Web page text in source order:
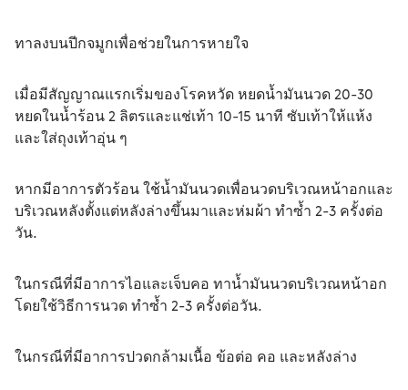
ทาลงบนปีกจมูกเพื่อช่วยในการหายใจ
เมื่อมีสัญญาณแรกเริ่มของโรคหวัด หยดน้ำมันนวด 20-30
หยดในน้ำร้อน 2 ลิตรและแช่เท้า 10-15 นาที ซับเท้าให้แห้ง
และใส่ถุงเท้าอุ่น ๆ
หากมีอาการตัวร้อน ใช้น้ำมันนวดเพื่อนวดบริเวณหน้าอกและ
บริเวณหลังตั้งแต่หลังล่างขึ้นมาและห่มผ้า ทำซ้ำ 2-3 ครั้งต่อ
วัน.
ในกรณีที่มีอาการไอและเจ็บคอ ทาน้ำมันนวดบริเวณหน้าอก
โดยใช้วิธีการนวด ทำซ้ำ 2-3 ครั้งต่อวัน.
ในกรณีที่มีอาการปวดกล้ามเนื้อ ข้อต่อ คอ และหลังล่าง